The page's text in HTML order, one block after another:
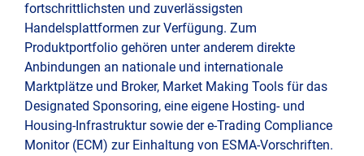
fortschrittlichsten und zuverlässigsten
Handelsplattformen zur Verfügung. Zum
Produktportfolio gehören unter anderem direkte
Anbindungen an nationale und internationale
Marktplätze und Broker, Market Making Tools für das
Designated Sponsoring, eine eigene Hosting- und
Housing-Infrastruktur sowie der e-Trading Compliance
Monitor (ECM) zur Einhaltung von ESMA-Vorschriften.